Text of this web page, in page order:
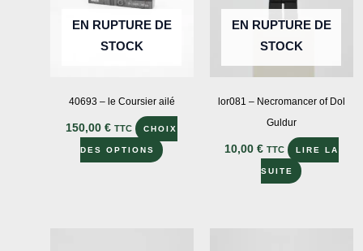
produit
EN RUPTURE DE
STOCK
40693 – le Coursier ailé
150,00€ TTC CHOIX
DES OPTIONS
Ce
EN RUPTURE DE
STOCK
lor081 – Necromancer of Dol
Guldur
10,00 € TTC LIRE LA
SUITE